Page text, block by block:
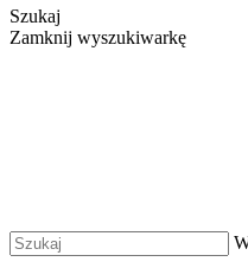
Szukaj
Zamknij wyszukiwarkę